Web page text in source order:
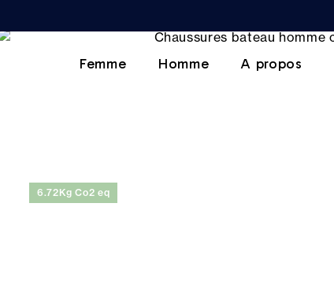
Femme Homme A propos
6.72Kg Co2 eq